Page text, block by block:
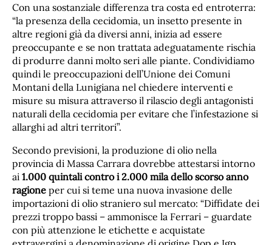
Con una sostanziale differenza tra costa ed entroterra:
“la presenza della cecidomia, un insetto presente in
altre regioni già da diversi anni, inizia ad essere
preoccupante e se non trattata adeguatamente rischia
di produrre danni molto seri alle piante. Condividiamo
quindi le preoccupazioni dell’Unione dei Comuni
Montani della Lunigiana nel chiedere interventi e
misure su misura attraverso il rilascio degli antagonisti
naturali della cecidomia per evitare che l’infestazione si
allarghi ad altri territori”.
Secondo previsioni, la produzione di olio nella
provincia di Massa Carrara dovrebbe attestarsi intorno
ai 1.000 quintali contro i 2.000 mila dello scorso anno
ragione per cui si teme una nuova invasione delle
importazioni di olio straniero sul mercato: “Diffidate dei
prezzi troppo bassi – ammonisce la Ferrari – guardate
con più attenzione le etichette e acquistate